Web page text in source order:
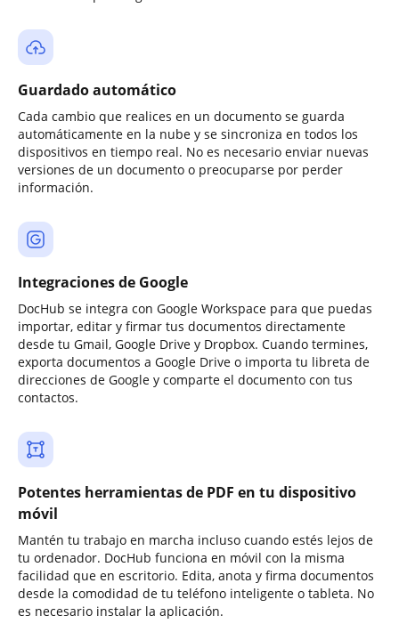
Guardado automático
Cada cambio que realices en un documento se guarda
automáticamente en la nube y se sincroniza en todos los
dispositivos en tiempo real. No es necesario enviar nuevas
versiones de un documento o preocuparse por perder
información.
Integraciones de Google
DocHub se integra con Google Workspace para que puedas
importar, editar y firmar tus documentos directamente
desde tu Gmail, Google Drive y Dropbox. Cuando termines,
exporta documentos a Google Drive o importa tu libreta de
direcciones de Google y comparte el documento con tus
contactos.
Potentes herramientas de PDF en tu dispositivo
móvil
Mantén tu trabajo en marcha incluso cuando estés lejos de
tu ordenador. DocHub funciona en móvil con la misma
facilidad que en escritorio. Edita, anota y firma documentos
desde la comodidad de tu teléfono inteligente o tableta. No
es necesario instalar la aplicación.